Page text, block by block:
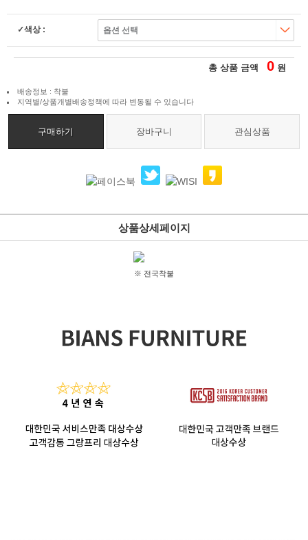
색상 :
총 상품 금액 0 원
배송정보 : 착불
지역별/상품개별배송정책에 따라 변동될 수 있습니다
구매하기 장바구니 관심상품
상품상세페이지
※ 전국착불